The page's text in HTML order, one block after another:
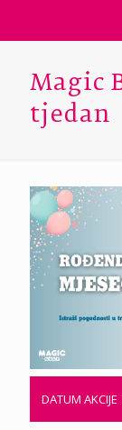
Magic
tjedan
DATUM AKCIJE